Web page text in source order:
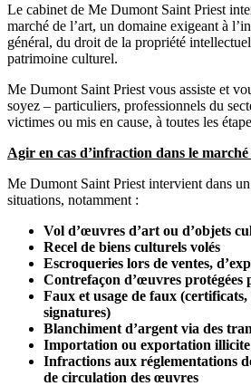
Le cabinet de Me Dumont Saint Priest
marché de l’art, un domaine exigeant à
général, du droit de la propriété
patrimoine culturel.
Me Dumont Saint Priest vous assiste et
soyez – particuliers, professionnels du
victimes ou mis en cause, à toutes les
Agir en cas d’infraction dans le marché
Me Dumont Saint Priest intervient dans
situations, notamment :
Vol d’œuvres d’art ou d’objets
Recel de biens culturels volés
Escroqueries lors de ventes,
Contrefaçon d’œuvres protégées
Faux et usage de faux (certificats,
signatures)
Blanchiment d’argent via des
Importation ou exportation illicite
Infractions aux réglementations
de circulation des œuvres